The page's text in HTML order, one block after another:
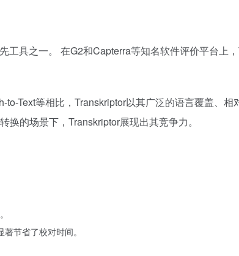
具之一。 在G2和Capterra等知名软件评价平台上
Text等相比，Transkriptor以其广泛的语言覆盖、相
的场景下，Transkriptor展现出其竞争力。
节省了校对时间。